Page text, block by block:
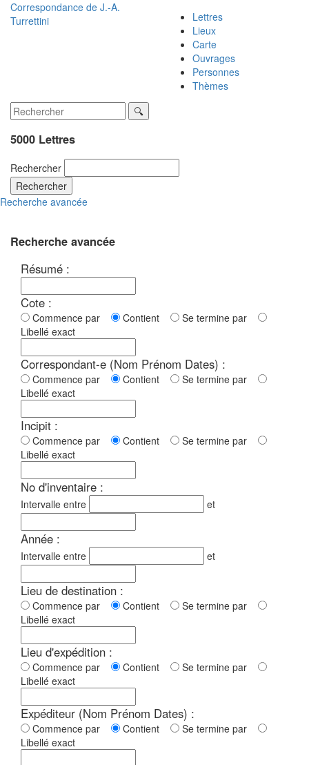
Correspondance de J.-A.
Turrettini
Lettres
Lieux
Carte
Ouvrages
Personnes
Thèmes
5000 Lettres
Rechercher
Rechercher
Recherche avancée
Recherche avancée
Résumé :
Cote :
Commence par Contient
Se termine par
Libellé exact
Correspondant-e (Nom Prénom Dates) :
Commence par Contient
Se termine par
Libellé exact
Incipit :
Commence par Contient
Se termine par
Libellé exact
No d'inventaire :
Intervalle entre et
Année :
Intervalle entre et
Lieu de destination :
Commence par Contient
Se termine par
Libellé exact
Lieu d'expédition :
Commence par Contient
Se termine par
Libellé exact
Expéditeur (Nom Prénom Dates) :
Commence par Contient
Se termine par
Libellé exact